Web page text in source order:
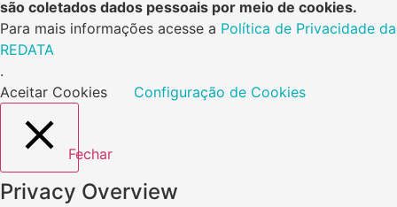
são coletados dados pessoais por meio de cookies.
Para mais informações acesse a Política de Privacidade da
REDATA
.
Aceitar Cookies
Configuração de Cookies
Fechar
Privacy Overview